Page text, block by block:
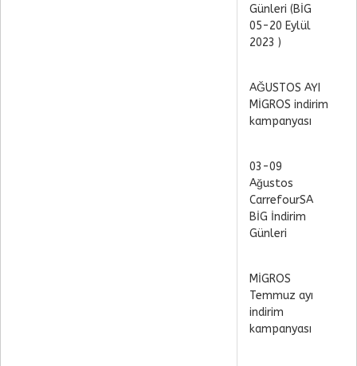
Günleri (BİG
05-20 Eylül
2023 )
AĞUSTOS AYI
MİGROS indirim
kampanyası
03-09
Ağustos
CarrefourSA
BİG İndirim
Günleri
MİGROS
Temmuz ayı
indirim
kampanyası